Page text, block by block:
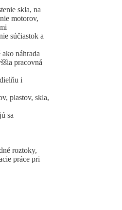
skla, na
motorov,
súčiastok a
náhrada
pracovná
i
plastov, skla,
sa
roztoky,
práce pri